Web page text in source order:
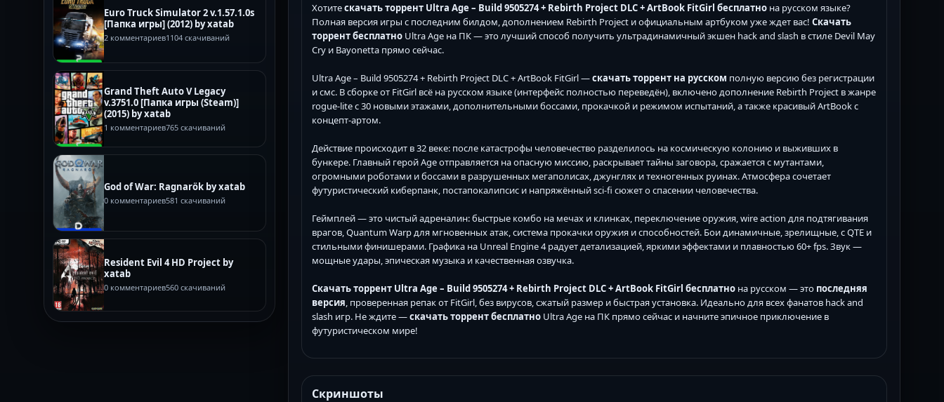
Euro Truck Simulator 2 v.1.57.1.0s
[Папка игры] (2012) by xatab
2 комментариев1104 скачиваний
Grand Theft Auto V Legacy
v.3751.0 [Папка игры (Steam)]
(2015) by xatab
1 комментариев765 скачиваний
God of War: Ragnarök by xatab
0 комментариев581 скачиваний
Resident Evil 4 HD Project by
xatab
0 комментариев560 скачиваний
Хотитескачать торрент Ultra Age – Build 9505274 + Rebirth Project DLC + ArtBook FitGirl бесплатно на русском языке?
Полная версия игры с последним билдом, дополнением Rebirth Project и официальным артбуком уже ждет вас! Скачать
торрент бесплатно Ultra Age на ПК — это лучший способ получить ультрадинамичный экшен hack and slash в стиле Devil May
Cry и Bayonetta прямо сейчас.
Ultra Age – Build 9505274 + Rebirth Project DLC + ArtBook FitGirl —скачать торрент на русском полную версию без регистрации
и смс. В сборке от FitGirl всё на русском языке (интерфейс полностью переведён), включено дополнение Rebirth Project в жанре
rogue-lite с 30 новыми этажами, дополнительными боссами, прокачкой и режимом испытаний, а также красивый ArtBook с
концепт-артом.
Действие происходит в 32 веке: после катастрофы человечество разделилось на космическую колонию и выживших в
бункере. Главный герой Age отправляется на опасную миссию, раскрывает тайны заговора, сражается с мутантами,
огромными роботами и боссами в разрушенных мегаполисах, джунглях и техногенных руинах. Атмосфера сочетает
футуристический киберпанк, постапокалипсис и напряжённый sci-fi сюжет о спасении человечества.
Геймплей — это чистый адреналин: быстрые комбо на мечах и клинках, переключение оружия, wire action для подтягивания
врагов, Quantum Warp для мгновенных атак, система прокачки оружия и способностей. Бои динамичные, зрелищные, с QTE и
стильными финишерами. Графика на Unreal Engine 4 радует детализацией, яркими эффектами и плавностью 60+ fps. Звук —
мощные удары, эпическая музыка и качественная озвучка.
Скачать торрент Ultra Age – Build 9505274 + Rebirth Project DLC + ArtBook FitGirl бесплатно на русском — это последняя
версия, проверенная репак от FitGirl, без вирусов, сжатый размер и быстрая установка. Идеально для всех фанатов hack and
slash игр. Не ждите —скачать торрент бесплатно Ultra Age на ПК прямо сейчас и начните эпичное приключение в
футуристическом мире!
Скриншоты